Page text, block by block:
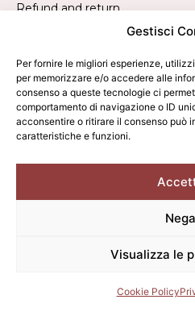
Gestisci
Per fornire le migliori esperienze,
per memorizzare e/o accedere alle
consenso a queste tecnologie ci
comportamento di navigazione o ID
acconsentire o ritirare il consenso può
caratteristiche e funzioni.
Nega
Visualizza le
Cookie Policy
Refund and return
Contact
Call us: +39 019 840 2305
WhatsApp us: +39 340
Write to us: info@averla.it
2026 © Averla - All rights